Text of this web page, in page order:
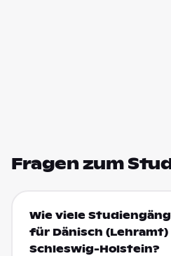
Fragen zum
Wie viele
für Dänisch (Lehramt)
Schleswig-Holstein?